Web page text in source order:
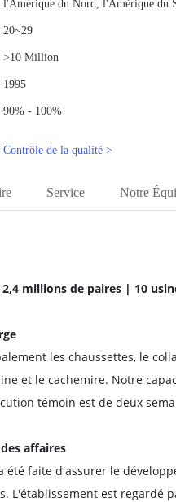
l'Amérique du Nord, l'Amérique du
20~29
>10 Million
1995
90% - 100%
Contrôle de la qualité >
Service Notre
millions de paires | 10
les chaussettes, le
et le cachemire. Notre
témoin est de deux
affaires
été faite d'assurer le
L'établissement est regardé